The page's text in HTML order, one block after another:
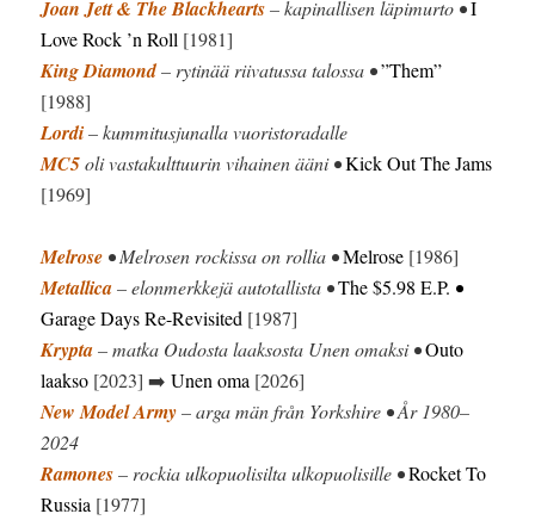
Joan Jett & The Blackhearts– kapinallisen läpimurto •I
Love Rock ’n Roll [1981]
King Diamond– rytinää riivatussa talossa •”Them”
[1988]
Lordi– kummitusjunalla vuoristoradalle
MC5oli vastakulttuurin vihainen ääni •Kick Out The Jams
[1969]
Melrose • Melrosen rockissa on rollia •Melrose [1986]
Metallica– elonmerkkejä autotallista •The $5.98 E.P. •
Garage Days Re-Revisited [1987]
Krypta– matka Oudosta laaksosta Unen omaksi •Outo
laakso [2023] ➡️Unen oma [2026]
New Model Army– arga män från Yorkshire • År 1980–
2024
Ramones– rockia ulkopuolisilta ulkopuolisille •Rocket To
Russia [1977]